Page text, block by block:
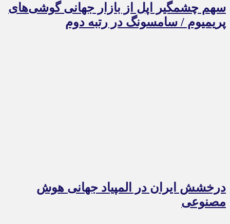
سهم چشمگیر اپل از بازار جهانی گوشی‌های
پریمیوم / سامسونگ در رتبه دوم
درخشش ایران در المپیاد جهانی هوش
مصنوعی